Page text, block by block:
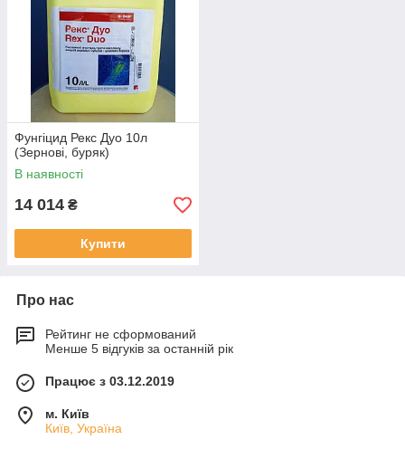
Фунгіцид Рекс Дуо 10л
(Зернові, буряк)
В наявності
14 014 ₴
Купити
Про нас
Рейтинг не сформований
Менше 5 відгуків за останній рік
Працює з 03.12.2019
м. Київ
Київ, Україна